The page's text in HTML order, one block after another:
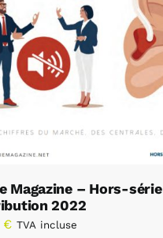
Magazine – Hors-série
2022
€ TVA incluse